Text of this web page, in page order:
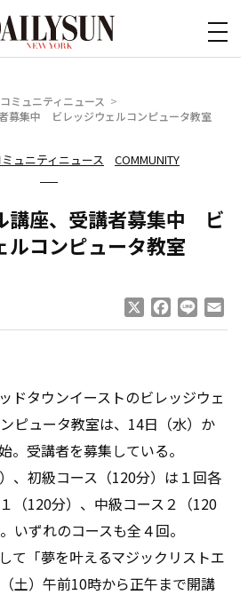
コミュニティニュース
募集中 ビレッジウェルコンピュータ教室
ミュニティニュース COMMUNITY
講座、受講者募集中 ビ
ルコンピュータ教室
Facebook
Line
ドタウンイーストのビレッジウェ
ピュータ教室は、14日（水）か
。受講者を募集している。
、初級コース（120分）は１回各
（120分）、中級コース２（120
いずれのコースも全４回。
て「夢を叶えるマジックリストエ
土）午前10時から正午まで開講